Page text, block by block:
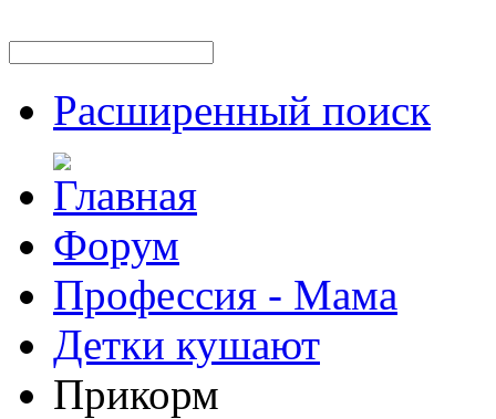
Расширенный поиск
Форум
Профессия - Мама
Детки кушают
Прикорм